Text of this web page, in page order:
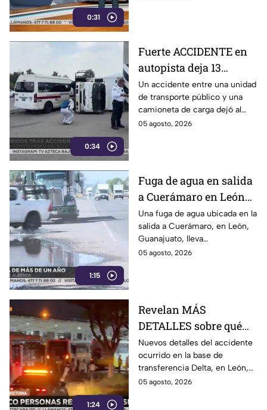
0:31
0:34
Fuerte ACCIDENTE en
autopista deja 13
lesionados: transporte
público choca contra
camioneta en la
México-Pachuca
Un accidente entre una unidad
de transporte público y una
camioneta de carga dejó al
menos 13 personas lesionadas
05 agosto, 2026
1:15
Fuga de agua en salida
a Cuerámaro en León
cumple un año; parece
alberca
Una fuga de agua ubicada en la
salida a Cuerámaro, en León,
Guanajuato, lleva
aproximadamente un año sin
05 agosto, 2026
1:24
Revelan MÁS
DETALLES sobre qué
pasó en choque de
camiones en León:
chofer quedó GRAVE
Nuevos detalles del accidente
ocurrido en la base de
transferencia Delta, en León,
revelan que dos unidades del
05 agosto, 2026